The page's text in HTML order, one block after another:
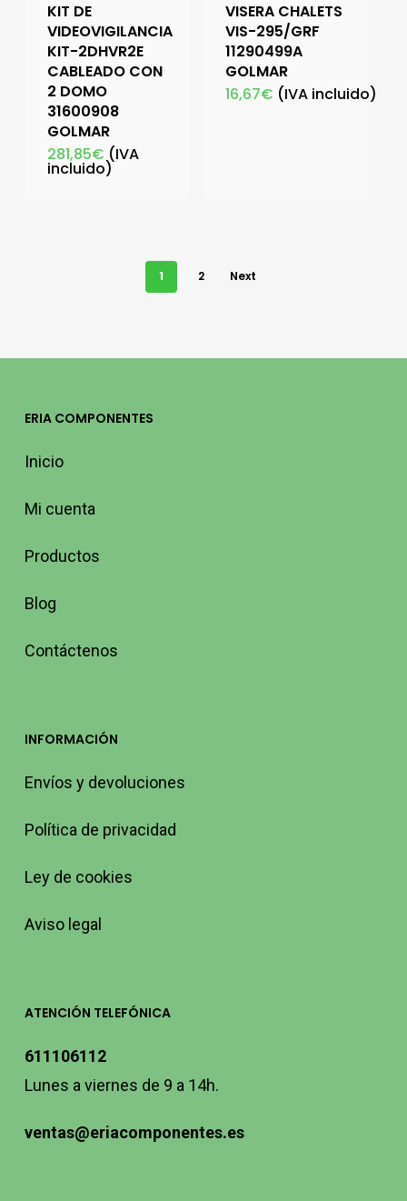
KIT DE
VIDEOVIGILANCIA
KIT-2DHVR2E
CABLEADO CON
2 DOMO
31600908
GOLMAR
281,85€ (IVA
incluido)
VISERA CHALETS
VIS-295/GRF
11290499A
GOLMAR
16,67€ (IVA incluido)
1 2 Next
ERIA COMPONENTES
Inicio
Mi cuenta
Productos
Blog
Contáctenos
INFORMACIÓN
Envíos y devoluciones
Política de privacidad
Ley de cookies
Aviso legal
ATENCIÓN TELEFÓNICA
611106112
Lunes a viernes de 9 a 14h.
ventas@eriacomponentes.es